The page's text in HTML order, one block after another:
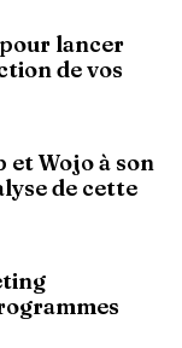
lancer
de vos
Wojo à son
de cette